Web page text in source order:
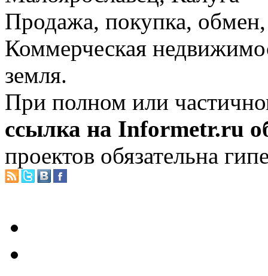
Продажа, покупка, обмен,
Коммерческая
земля.
При полном или
ссылка на Informetr.ru
проектов обязательна